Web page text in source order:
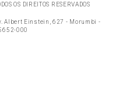
OS DIREITOS RESERVADOS
Albert Einstein, 627 - Morumbi -
000